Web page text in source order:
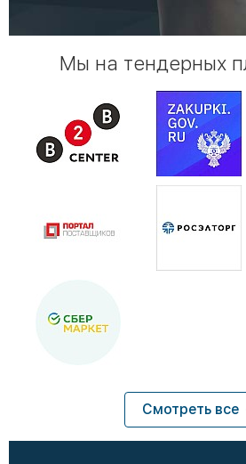
Мы на тендерных
Смотреть все